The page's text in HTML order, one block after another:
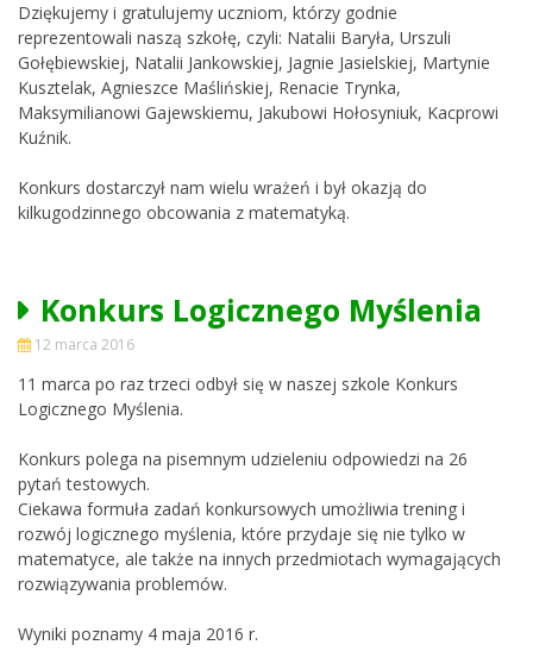
Dziękujemy i gratulujemy uczniom, którzy godnie
reprezentowali naszą szkołę, czyli: Natalii Baryła, Urszuli
Gołębiewskiej, Natalii Jankowskiej, Jagnie Jasielskiej, Martynie
Kusztelak, Agnieszce Maślińskiej, Renacie Trynka,
Maksymilianowi Gajewskiemu, Jakubowi Hołosyniuk, Kacprowi
Kuźnik.
Konkurs dostarczył nam wielu wrażeń i był okazją do
kilkugodzinnego obcowania z matematyką.
Konkurs Logicznego Myślenia
12 marca 2016
11 marca po raz trzeci odbył się w naszej szkole Konkurs
Logicznego Myślenia.
Konkurs polega na pisemnym udzieleniu odpowiedzi na 26
pytań testowych.
Ciekawa formuła zadań konkursowych umożliwia trening i
rozwój logicznego myślenia, które przydaje się nie tylko w
matematyce, ale także na innych przedmiotach wymagających
rozwiązywania problemów.
Wyniki poznamy 4 maja 2016 r.